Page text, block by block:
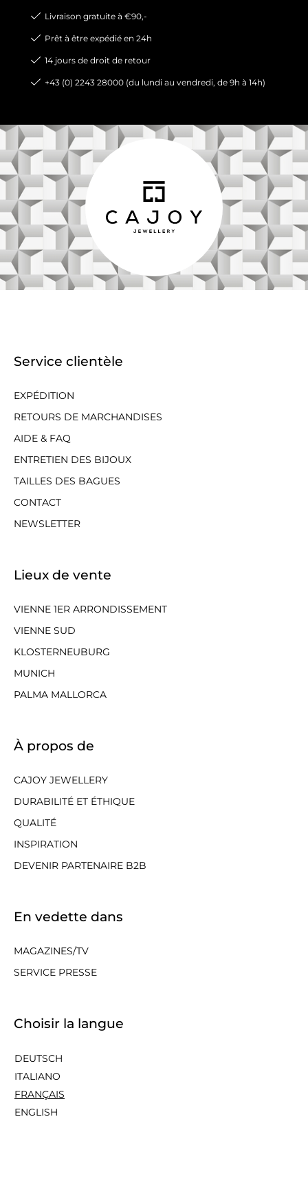
Livraison gratuite à €90,-
Prêt à être expédié en 24h
14 jours de droit de retour
+43 (0) 2243 28000 (du lundi au vendredi, de 9h à 14h)
Service clientèle
EXPÉDITION
RETOURS DE MARCHANDISES
AIDE & FAQ
ENTRETIEN DES BIJOUX
TAILLES DES BAGUES
CONTACT
NEWSLETTER
Lieux de vente
VIENNE 1ER ARRONDISSEMENT
VIENNE SUD
KLOSTERNEUBURG
MUNICH
PALMA MALLORCA
À propos de
CAJOY JEWELLERY
DURABILITÉ ET ÉTHIQUE
QUALITÉ
INSPIRATION
DEVENIR PARTENAIRE B2B
En vedette dans
MAGAZINES/TV
SERVICE PRESSE
Choisir la langue
DEUTSCH
ITALIANO
FRANÇAIS
ENGLISH